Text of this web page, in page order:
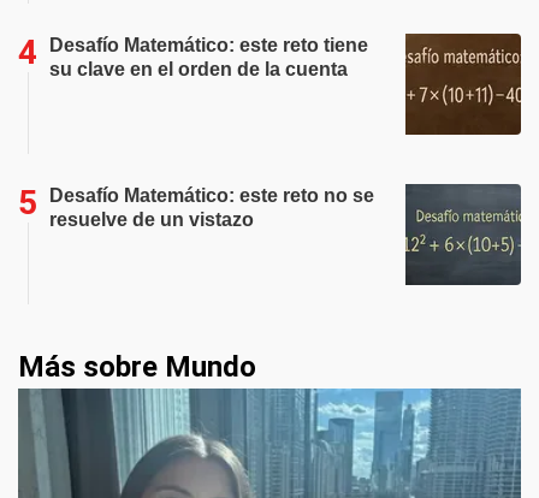
Desafío Matemático: este reto tiene
su clave en el orden de la cuenta
Desafío Matemático: este reto no se
resuelve de un vistazo
Más sobre Mundo